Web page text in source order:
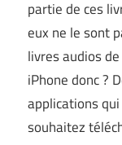
partie de ces
eux ne le sont
livres audios
iPhone donc ?
applications
souhaitez